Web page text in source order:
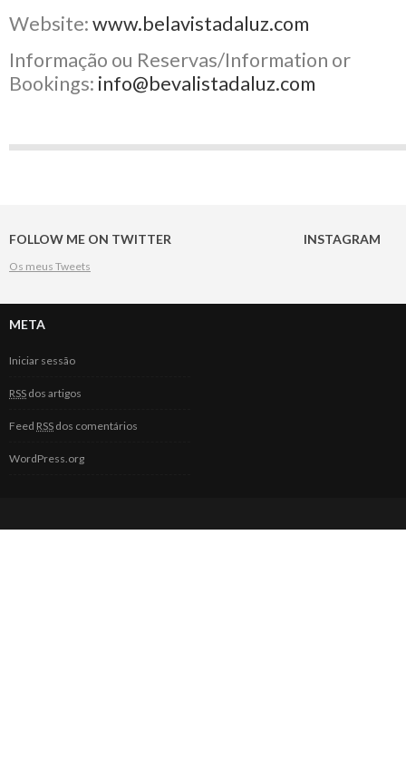
Website:www.belavistadaluz.com
Informação ou Reservas/Information or
Bookings: info@bevalistadaluz.com
FOLLOW ME ON TWITTER
Os meus Tweets
INSTAGRAM
META
Iniciar sessão
RSS dos artigos
Feed RSS dos comentários
WordPress.org